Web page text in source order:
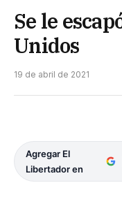
Se le
Unidos
19 de abril de 2021
Agregar El
Libertador en